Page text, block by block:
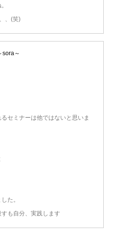
、(笑)
～
セミナーは他ではないと思いま
た。
も自分、実践します